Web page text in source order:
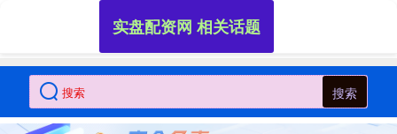
搜索
实盘配资网 相关话题